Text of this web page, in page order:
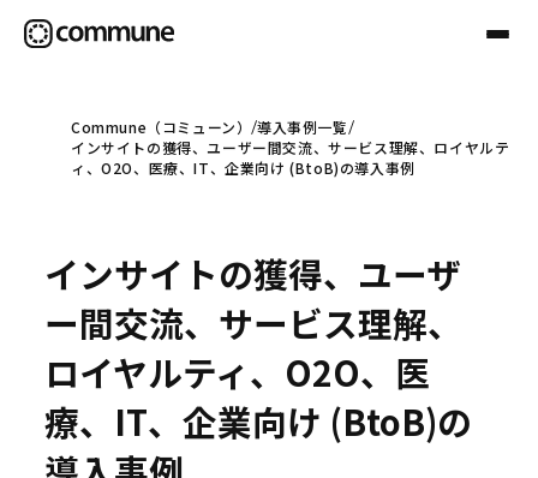
Communeについて
事例
セミナー
Commune（コミューン）
導入事例一覧
インサイトの獲得、ユーザー間交流、サービス理解、ロイヤルテ
ィ、O2O、医療、IT、企業向け (BtoB)の導入事例
インサイトの獲得、ユーザ
ー間交流、サービス理解、
ロイヤルティ、O2O、医
療、IT、企業向け (BtoB)の